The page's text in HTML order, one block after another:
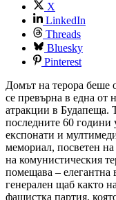
X
LinkedIn
Threads
Bluesky
Pinterest
Домът на терора беше
се превърна в една от
атракции в Будапеща.
последните 60 години
експонати и
мемориал, посветен
на комунистическия
помещава – елегантна
генерален щаб както
фашистка партия,